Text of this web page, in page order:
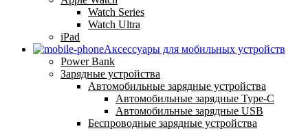
Watch Series
Watch Ultra
iPad
Аксессуары для мобильных устройств
Power Bank
Зарядные устройства
Автомобильные зарядные устройства
Автомобильные зарядные Type-C
Автомобильные зарядные USB
Беспроводные зарядные устройства